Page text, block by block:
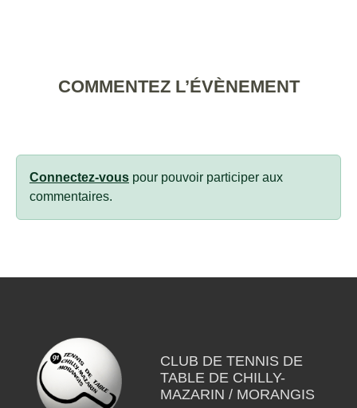
COMMENTEZ L’ÉVÈNEMENT
Connectez-vous pour pouvoir participer aux
commentaires.
CLUB DE TENNIS DE
TABLE DE CHILLY-
MAZARIN / MORANGIS